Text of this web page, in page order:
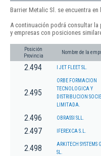
Barrier Metalic Sl. se encuentra
A continuación podrá consultar la
y empresas con posiciones
Posición
Provincia
Nombre de la
2.494 I JET FLEET SL.
2.495
ORBE FORMACION
TECNOLOGICA Y
DISTRIBUCION
LIMITADA.
2.496 OBRASSI SLL.
2.497 IFEREXCA S.L.
2.498
ARKITECH SYSTEMS
SL.